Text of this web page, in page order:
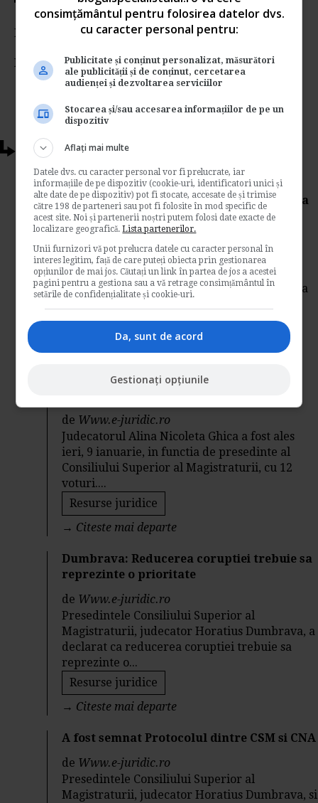
Rating:
Nota:5 din1voturi
Articole conexe
Semnare Protocol de colaborare intre
Ministerul Public si Procuratura Generala
a Federatiei Ruse
La data de 12.01.2012, a avut loc la Moscova,
semnarea unui protocol de cooperare intre
Ministerul Public din Romania si Procuratura
Generala a...
Resurse juridice
Alina Nicoleta Ghica, noul presedinte al
de Www.e-juridic.ro
Judecatorul Alina Nicoleta Ghica a fost ales
ieri, 9 ianuarie, in functia de presedinte al
Consiliului Superior al Magistraturii, cu 12
voturi....
Resurse juridice
→ Citeste mai departe
Dumbrava: Reducerea coruptiei trebuie sa
reprezinte o prioritate
de Www.e-juridic.ro
Presedintele Consiliului Superior al
Magistraturii, judecator Horatius Dumbrava, a
declarat ca reducerea coruptiei trebuie sa
reprezinte o...
Resurse juridice
→ Citeste mai departe
A fost semnat Protocolul dintre CSM si CNA
de Www.e-juridic.ro
Presedintele Consiliului Superior al
Magistraturii, judecator Horatius Dumbrava, si
consimțământul pentru folosirea datelor dvs.
cu caracter personal pentru:
Publicitate și conținut personalizat, măsurători
ale publicității și de conținut, cercetarea
audienței și dezvoltarea serviciilor
Stocarea și/sau accesarea informațiilor de pe un
dispozitiv
Aflați mai multe
Datele dvs. cu caracter personal vor fi prelucrate, iar
informațiile de pe dispozitiv (cookie-uri, identificatori unici și
alte date de pe dispozitiv) pot fi stocate, accesate de și trimise
către 198 de parteneri sau pot fi folosite în mod specific de
acest site. Noi și partenerii noștri putem folosi date exacte de
localizare geografică.Lista partenerilor.
Unii furnizori vă pot prelucra datele cu caracter personal în
interes legitim, față de care puteți obiecta prin gestionarea
opțiunilor de mai jos. Căutați un link în partea de jos a acestei
pagini pentru a gestiona sau a vă retrage consimțământul în
setările de confidențialitate și cookie-uri.
Da, sunt de acord
Gestionați opțiunile